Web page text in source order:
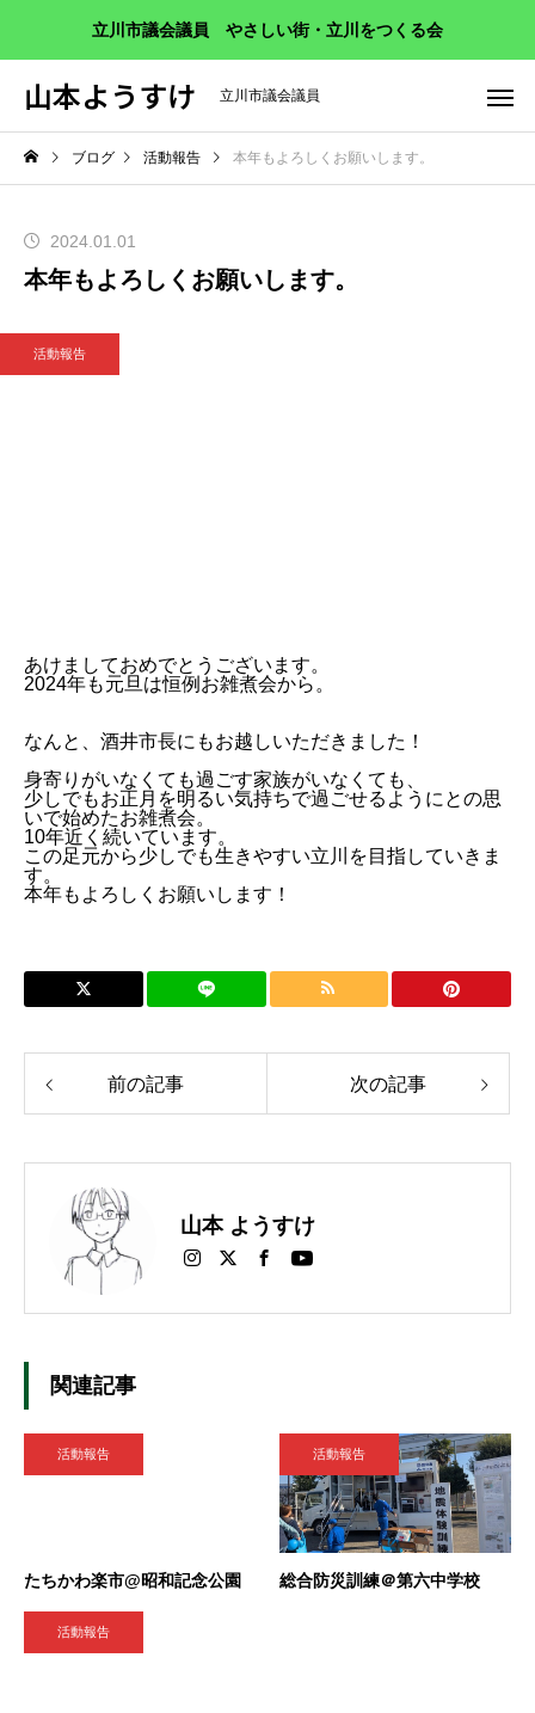
立川市議会議員 やさしい街・立川をつくる会
山本ようすけ 立川市議会議員
ブログ 活動報告 本年もよろしくお願いします。
2024.01.01
本年もよろしくお願いします。
活動報告
あけましておめでとうございます。
2024年も元旦は恒例お雑煮会から。
なんと、酒井市長にもお越しいただきました！
身寄りがいなくても過ごす家族がいなくても、
少しでもお正月を明るい気持ちで過ごせるようにとの思
いで始めたお雑煮会。
10年近く続いています。
この足元から少しでも生きやすい立川を目指していきま
す。
本年もよろしくお願いします！
前の記事 次の記事
山本 ようすけ
関連記事
活動報告
たちかわ楽市@昭和記念公園
活動報告
総合防災訓練＠第六中学校
活動報告